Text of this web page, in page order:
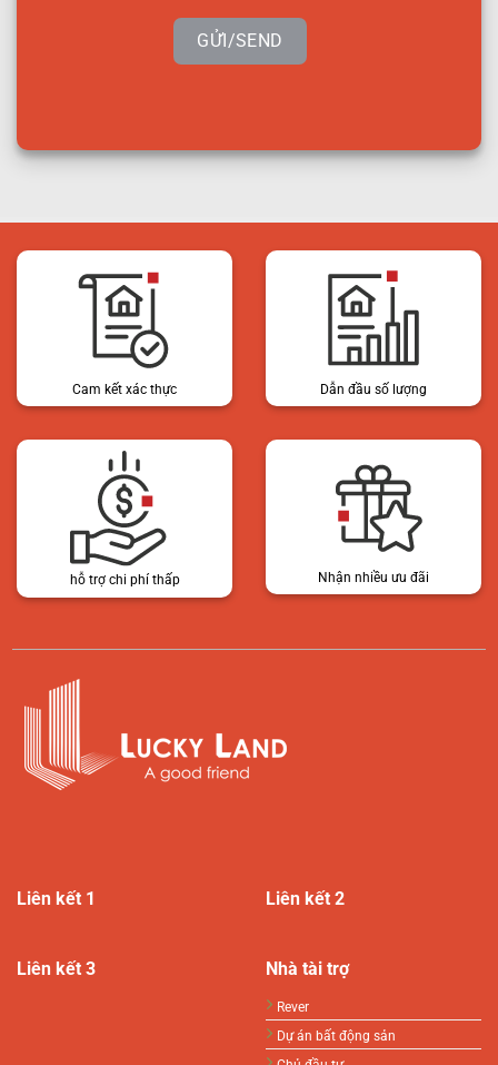
GỬI/SEND
Cam kết xác thực Dẫn đầu số lượng
hỗ trợ chi phí thấp Nhận nhiều ưu đãi
Liên kết 1 Liên kết 2
Liên kết 3 Nhà tài trợ
Rever
Dự án bất động sản